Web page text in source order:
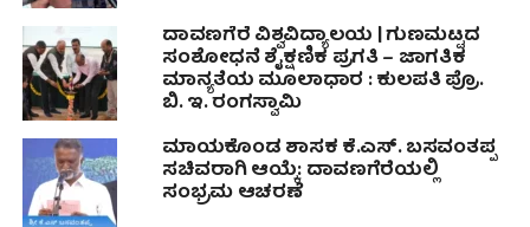
ದಾವಣಗೆರೆ ವಿಶ್ವವಿದ್ಯಾಲಯ | ಗುಣಮಟ್ಟದ
ಸಂಶೋಧನೆ ಶೈಕ್ಷಣಿಕ ಪ್ರಗತಿ – ಜಾಗತಿಕ
ಮಾನ್ಯತೆಯ ಮೂಲಾಧಾರ : ಕುಲಪತಿ ಪ್ರೊ.
ಬಿ. ಇ. ರಂಗಸ್ವಾಮಿ
ಮಾಯಕೊಂಡ ಶಾಸಕ ಕೆ.ಎಸ್. ಬಸವಂತಪ್ಪ
ಸಚಿವರಾಗಿ ಆಯ್ಕೆ: ದಾವಣಗೆರೆಯಲ್ಲಿ
ಸಂಭ್ರಮ ಆಚರಣೆ